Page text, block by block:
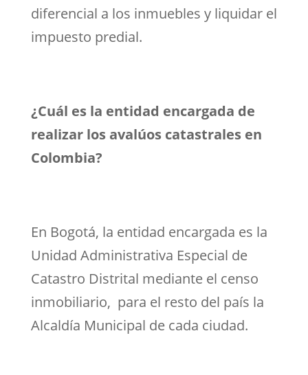
diferencial a los inmuebles y liquidar el
impuesto predial.
¿Cuál es la entidad encargada de
realizar los avalúos catastrales en
Colombia?
En Bogotá, la entidad encargada es la
Unidad Administrativa Especial de
Catastro Distrital mediante el censo
inmobiliario, para el resto del país la
Alcaldía Municipal de cada ciudad.